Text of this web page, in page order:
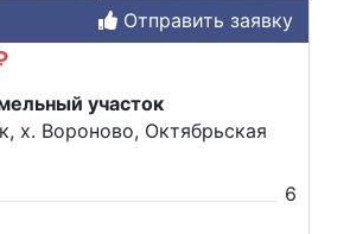
Отправить заявку
участок
х. Вороново, Октябрьская
6